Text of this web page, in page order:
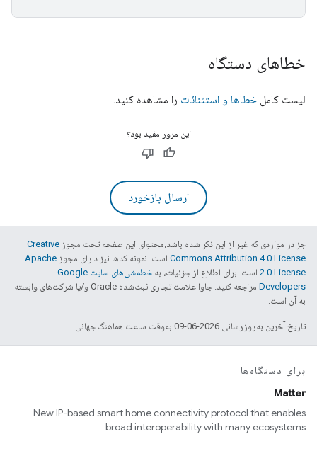
خطاهای دستگاه
لیست کامل خطاها و استثنائات را مشاهده کنید.
این مرور مفید بود؟
ارسال بازخورد
جز در مواردی که غیر از این ذکر شده باشد،‌محتوای این صفحه تحت مجوز Creative
Commons Attribution 4.0 License است. نمونه کدها نیز دارای مجوز Apache
2.0 License است. برای اطلاع از جزئیات، به
خطمشی‌های سایت Google
Developers‏
مراجعه کنید. جاوا علامت تجاری ثبت‌شده Oracle و/یا شرکت‌های وابسته
به آن است.
تاریخ آخرین به‌روزرسانی 2026-06-09 به‌وقت ساعت هماهنگ جهانی.
برای دستگاه‌ها
Matter
New IP-based smart home connectivity protocol that enables
broad interoperability with many ecosystems